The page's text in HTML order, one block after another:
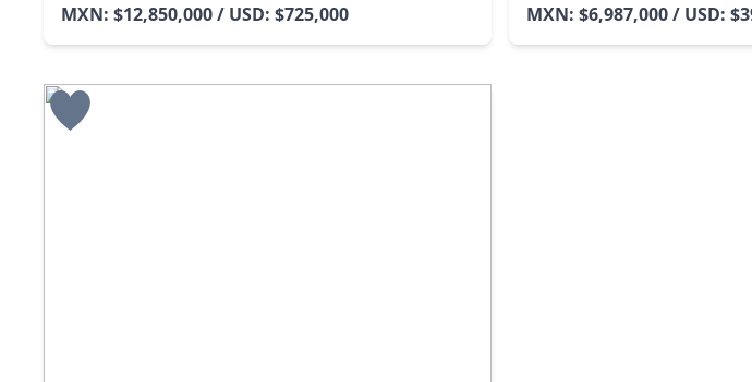
MXN: $12,850,000 / USD: $725,000 MXN: $6,987,000 / USD: